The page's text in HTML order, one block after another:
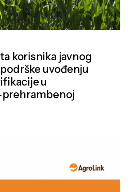
korisnika javnog
uvođenju
u